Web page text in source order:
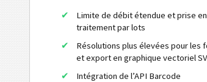
HIBC LIC 128
HIBC LIC 39
HIBC LIC Aztec
Limite de débit étendue et prise
traitement par lots
Résolutions plus élevées pour les
et export en graphique vectoriel
Intégration de l’API Barcode